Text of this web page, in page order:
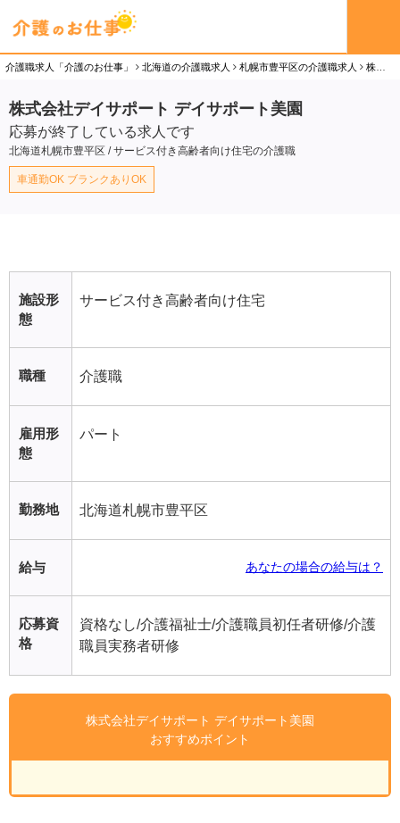
介護職求人「介護のお仕事」 北海道の介護職求人 札幌市豊平区の介護職求人 株式会社デイサポート デイサポート美園の介護職（パート）求人
株式会社デイサポート デイサポート美園
応募が終了している求人です
北海道札幌市豊平区 / サービス付き高齢者向け住宅の介護職
車通勤OK ブランクありOK
施設形
態
サービス付き高齢者向け住宅
職種 介護職
雇用形
態
パート
勤務地 北海道札幌市豊平区
給与 あなたの場合の給与は？
応募資
格
資格なし/介護福祉士/介護職員初任者研修/介護
職員実務者研修
株式会社デイサポート デイサポート美園
おすすめポイント